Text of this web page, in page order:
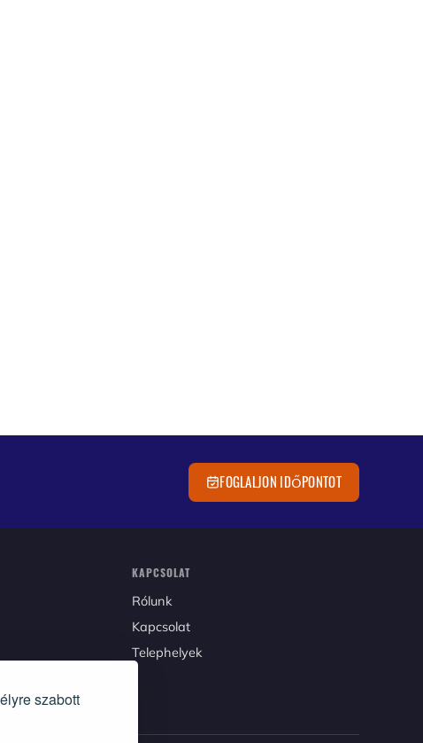
szabott
FOGLALJON IDŐPONTOT
KAPCSOLAT
rólunk
kapcsolat
Telephelyek